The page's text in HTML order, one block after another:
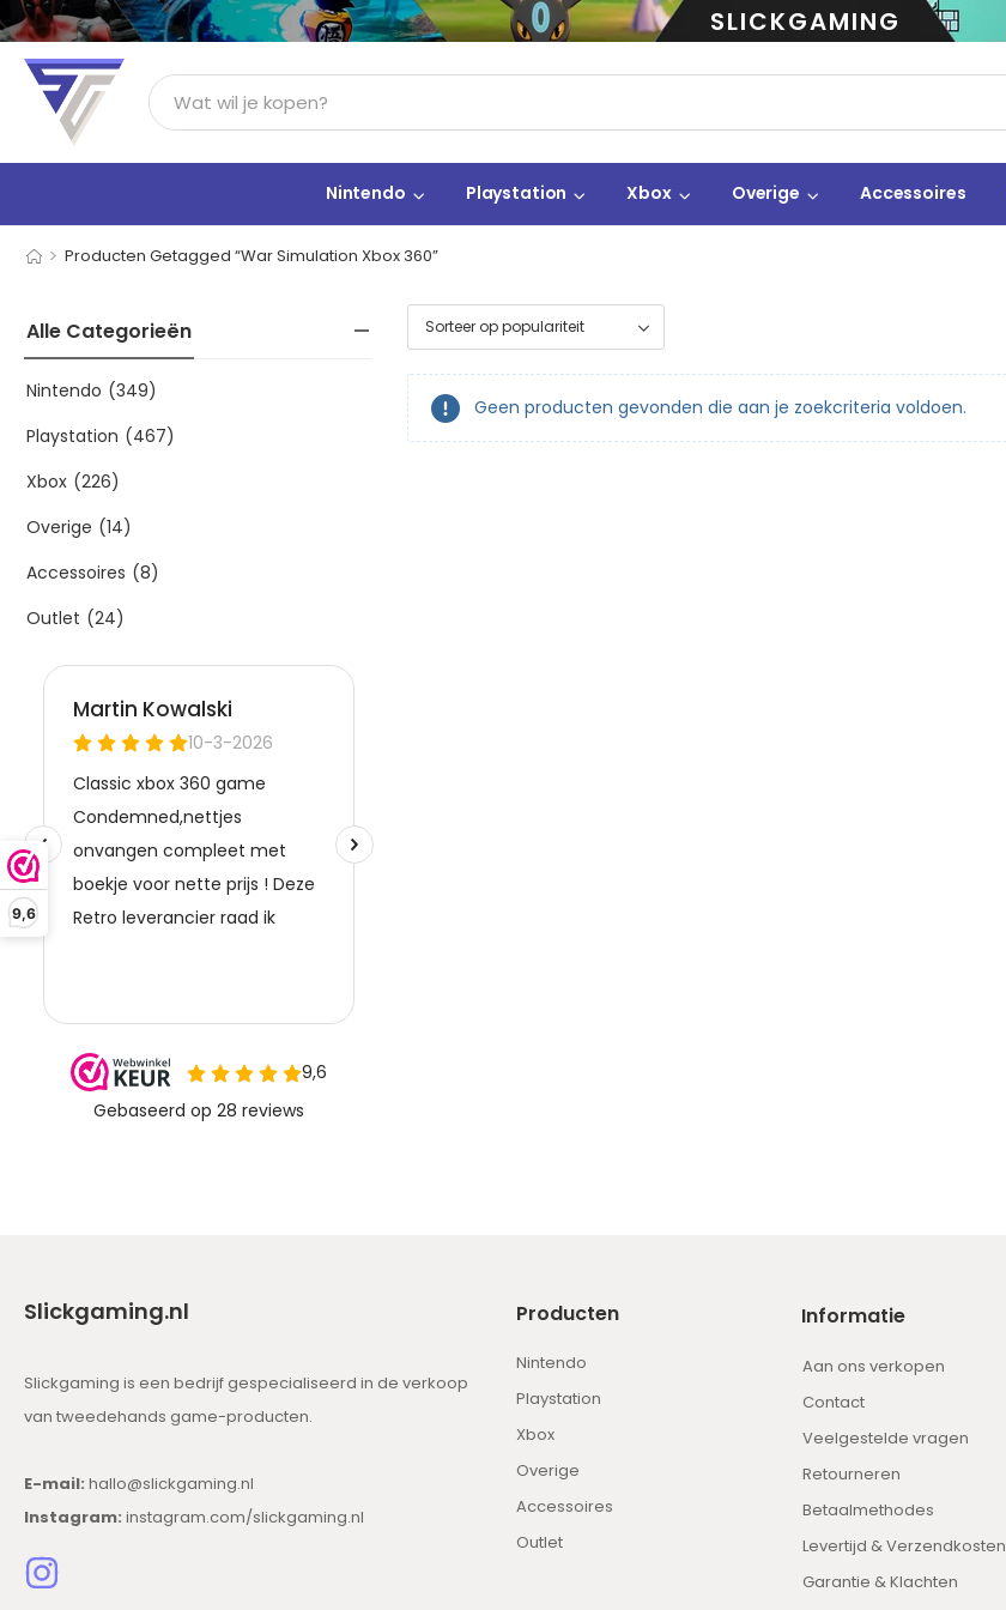
9,6
SLICKGAMING
Nintendo Playstation Xbox Overige Accessoires
> Producten Getagged “War Simulation Xbox 360”
Alle Categorieën
Nintendo (349)
Playstation (467)
Xbox (226)
Overige (14)
Accessoires (8)
Outlet (24)
Geen producten gevonden die aan je zoekcriteria voldoen.
Slickgaming.nl
Slickgaming is een bedrijf gespecialiseerd in de verkoop
van tweedehands game-producten.
E-mail: hallo@slickgaming.nl
Instagram: instagram.com/slickgaming.nl
Producten
Nintendo
Playstation
Xbox
Overige
Accessoires
Outlet
Informatie
Aan ons verkopen
Contact
Veelgestelde vragen
Retourneren
Betaalmethodes
Levertijd & Verzendkosten
Garantie & Klachten